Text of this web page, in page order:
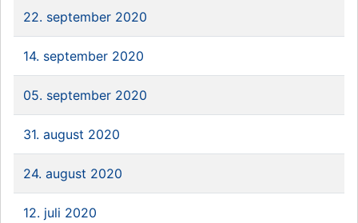
22. september 2020
14. september 2020
05. september 2020
31. august 2020
24. august 2020
12. juli 2020